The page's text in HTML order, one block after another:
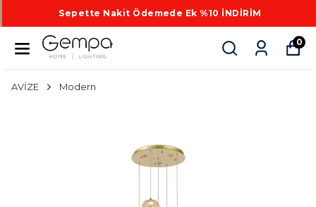
Sepette Nakit Ödemede Ek %10 İNDİRİM
0
AVİZE Modern